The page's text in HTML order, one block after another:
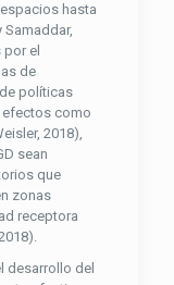
hasta
el
de
políticas
efectos como
2018),
sean
que
zonas
receptora
desarrollo del